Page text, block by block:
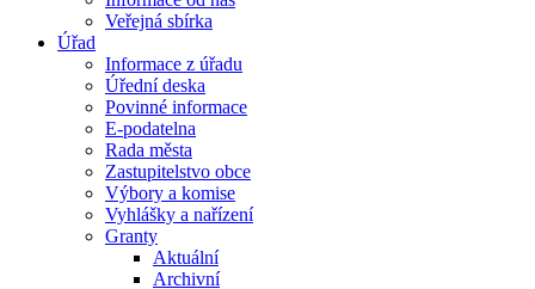
Veřejná sbírka
Úřad
Informace z úřadu
Úřední deska
Povinné informace
E-podatelna
Rada města
Zastupitelstvo obce
Výbory a komise
Vyhlášky a nařízení
Granty
Aktuální
Archivní